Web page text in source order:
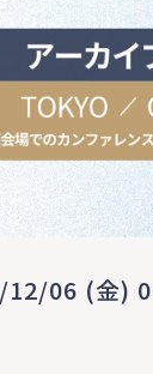
12/06 (金)